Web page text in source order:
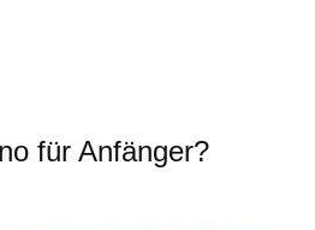
für Anfänger?